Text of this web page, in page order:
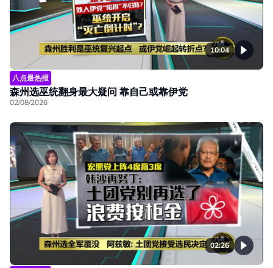
10:04
八点最热报
森州选巫统翻身最大疑问 靠自己或靠伊党
02/08/2026
02:26